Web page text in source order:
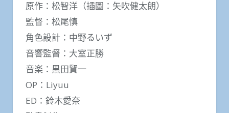
原作：松智洋（插圖：矢吹健太朗）
監督：松尾慎
角色設計：中野るいず
音響監督：大室正勝
音楽：黒田賢一
OP：Liyuu
ED：鈴木愛奈